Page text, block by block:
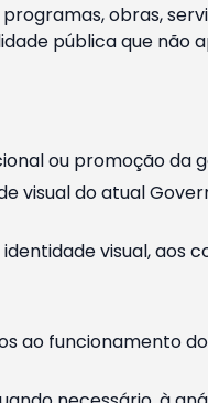
obras,
pública que não
ou promoção da
visual do atual
visual, aos
ao funcionamento